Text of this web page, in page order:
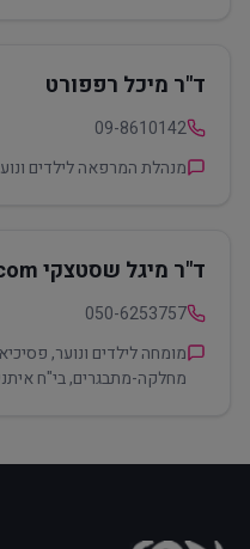
ד"ר מיכל רפפורט
09-8610142
מנהלת המרפאה לילדים
ד"ר מיגל שסטצקי schestatzky@yahoo.com
050-6253757
מומחה לילדים ונוער,
מחלקה-מתבגרים, בי"ח